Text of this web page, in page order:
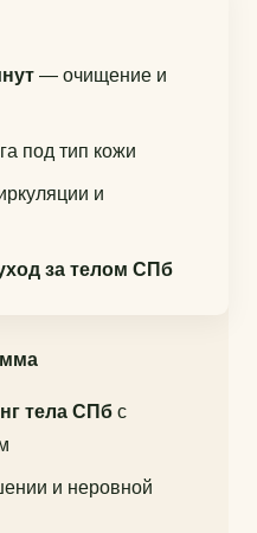
— очищение и
под тип кожи
и
за телом СПб
тела СПб с
и неровной